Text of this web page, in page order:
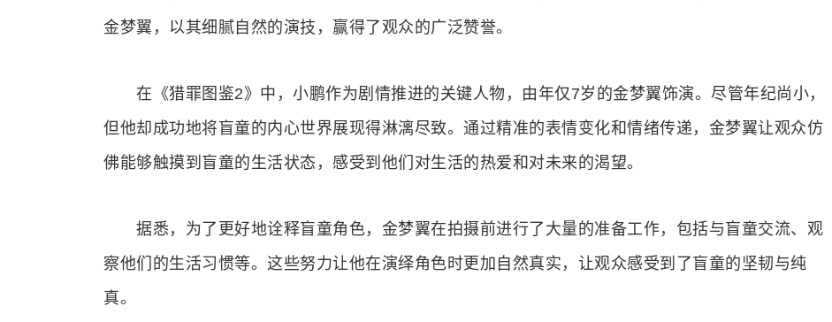
金梦翼，以其细腻自然的演技，赢得了观众的广泛赞誉。
在《猎罪图鉴2》中，小鹏作为剧情推进的关键人物，由年仅7岁的金梦翼饰演。尽管年纪尚小，
但他却成功地将盲童的内心世界展现得淋漓尽致。通过精准的表情变化和情绪传递，金梦翼让观众仿
佛能够触摸到盲童的生活状态，感受到他们对生活的热爱和对未来的渴望。
据悉，为了更好地诠释盲童角色，金梦翼在拍摄前进行了大量的准备工作，包括与盲童交流、观
察他们的生活习惯等。这些努力让他在演绎角色时更加自然真实，让观众感受到了盲童的坚韧与纯
真。